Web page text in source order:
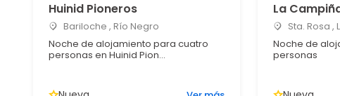
Huinid Pioneros
Bariloche , Río Negro
Noche de alojamiento para cuatro
personas en Huinid Pion...
La
Sta. Rosa ,
Noche de
personas